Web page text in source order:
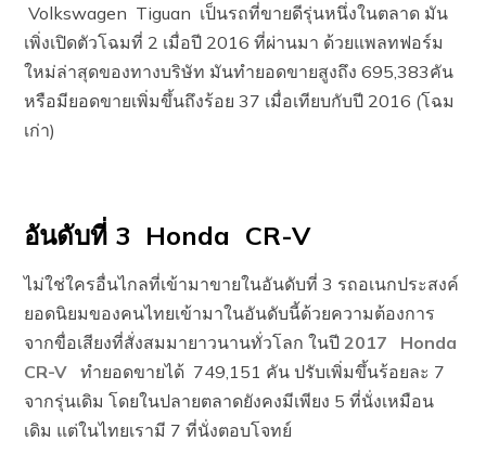
Volkswagen Tiguan เป็นรถที่ขายดีรุ่นหนึ่งในตลาด มัน
เพิ่งเปิดตัวโฉมที่ 2 เมื่อปี 2016 ที่ผ่านมา ด้วยแพลทฟอร์ม
ใหม่ล่าสุดของทางบริษัท มันทำยอดขายสูงถึง 695,383คัน
หรือมียอดขายเพิ่มขึ้นถึงร้อย 37 เมื่อเทียบกับปี 2016 (โฉม
เก่า)
อันดับที่ 3 Honda CR-V
ไม่ใช่ใครอื่นไกลที่เข้ามาขายในอันดับที่ 3 รถอเนกประสงค์
ยอดนิยมของคนไทยเข้ามาในอันดับนี้ด้วยความต้องการ
จากขื่อเสียงที่สั่งสมมายาวนานทั่วโลก ในปี2017 Honda
CR-V ทำยอดขายได้ 749,151 คัน ปรับเพิ่มขึ้นร้อยละ 7
จากรุ่นเดิม โดยในปลายตลาดยังคงมีเพียง 5 ที่นั่งเหมือน
เดิม แต่ในไทยเรามี 7 ที่นั่งตอบโจทย์